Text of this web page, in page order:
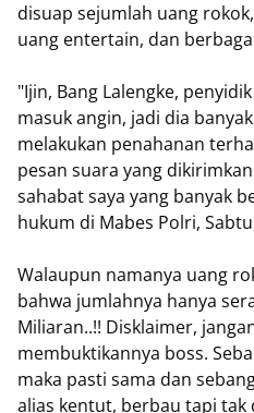
disuap sejumlah uang
uang entertain, dan
"Ijin, Bang Lalengke,
masuk angin, jadi dia
melakukan penahanan
pesan suara yang
sahabat saya yang banyak
hukum di Mabes Polri,
Walaupun namanya uang
bahwa jumlahnya hanya
Miliaran..!! Disklaimer,
membuktikannya boss.
maka pasti sama dan
alias kentut, berbau tapi